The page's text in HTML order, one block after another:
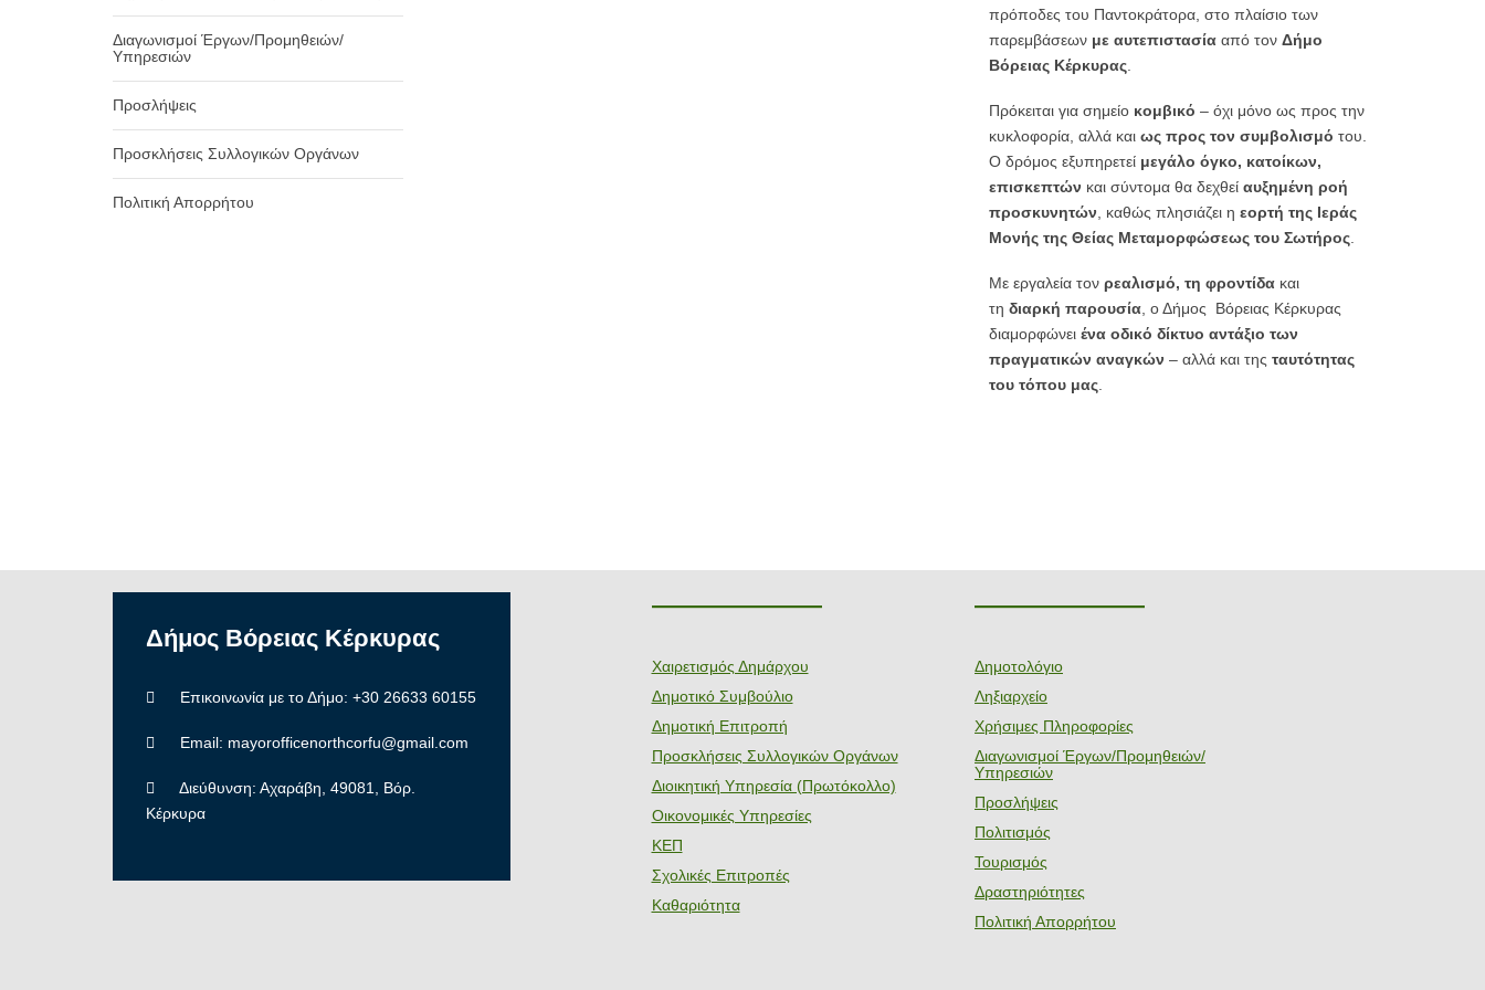
πρόποδες του Παντοκράτορα, στο πλαίσιο των
παρεμβάσεων με αυτεπιστασίααπό τον Δήμο
Βόρειας Κέρκυρας.
Πρόκειται για σημείο κομβικό – όχι μόνο ως προς την
κυκλοφορία, αλλά και ως προς τον συμβολισμό του.
Ο δρόμος εξυπηρετεί μεγάλο όγκο, κατοίκων,
επισκεπτών και σύντομα θα δεχθεί αυξημένη ροή
προσκυνητών , καθώς πλησιάζει η εορτή της Ιεράς
Μονής της Θείας Μεταμορφώσεως του Σωτήρος.
Με εργαλεία τον ρεαλισμό, τη φροντίδακαι
τη διαρκή παρουσία, ο Δήμος Βόρειας Κέρκυρας
διαμορφώνει ένα οδικό δίκτυο αντάξιο των
πραγματικών αναγκών – αλλά και της ταυτότητας
του τόπου μας.
Διαγωνισμοί Έργων/Προμηθειών/
Υπηρεσιών
Προσλήψεις
Προσκλήσεις Συλλογικών Οργάνων
Πολιτική Απορρήτου
Δήμος Βόρειας Κέρκυρας
Επικοινωνία με το Δήμο: +30 26633 60155
Email: mayorofficenorthcorfu@gmail.com
Διεύθυνση: Αχαράβη, 49081, Βόρ.
Κέρκυρα
———————
Χαιρετισμός Δημάρχου
Δημοτικό Συμβούλιο
Δημοτική Επιτροπή
Προσκλήσεις Συλλογικών Οργάνων
Διοικητική Υπηρεσία (Πρωτόκολλο)
Οικονομικές Υπηρεσίες
ΚΕΠ
Σχολικές Επιτροπές
Καθαριότητα
———————
Δημοτολόγιο
Ληξιαρχείο
Χρήσιμες Πληροφορίες
Διαγωνισμοί Έργων/Προμηθειών/
Υπηρεσιών
Προσλήψεις
Πολιτισμός
Τουρισμός
Δραστηριότητες
Πολιτική Απορρήτου